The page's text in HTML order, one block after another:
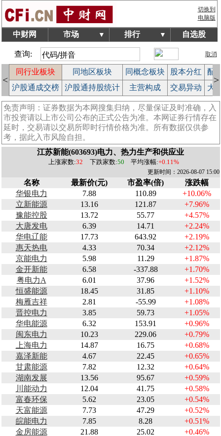
切换到
电脑版
中财网 市场 ▼ 排行 ▼ 自选股
查询: 取消
<
同行业板块 同地区板块 同概念板块 股本分红
配
沪股通成交榜 沪股通持股统计 主营构成 交易异动 大
>
免责声明：证券数据为本网搜集归纳，尽量保证及时准确，入
市投资请以上市公司公布的正式公告为准。本网证券行情存在
延时，交易请以交易所即时行情价格为准。所有数据仅供参
考，据此入市风险自担。
江苏新能(603693)电力、热力生产和供应业
上涨家数:32 下跌家数:50 平均涨幅:+0.11%
更新时间：2026-08-07 15:00
名称 最新价(元) 市盈率(倍)
涨跌幅
华银电力
7.88 110.89
+10.06%
立新能源
13.16 121.87
+7.96%
豫能控股
13.72 55.77
+4.57%
大唐发电
6.39 14.71
+2.24%
华电辽能
17.73 643.92
+2.19%
惠天热电
4.33 70.34
+2.12%
京能电力
5.98 11.29
+1.87%
金开新能
6.58 -337.88
+1.70%
粤电力A
6.01 37.96
+1.52%
恒盛能源
18.45 31.85
+1.10%
梅雁吉祥
2.81 -55.99
+1.08%
晋控电力
3.85 59.73
+1.05%
华电能源
6.32 153.91
+0.96%
闽东电力
10.23 229.06
+0.79%
上海电力
14.87 16.75
+0.68%
嘉泽新能
4.67 22.45
+0.65%
甘肃能源
7.82 12.32
+0.64%
湖南发展
13.56 95.67
+0.59%
川能动力
12.04 41.75
+0.58%
富春环保
5.62 23.05
+0.54%
天富能源
7.73 47.29
+0.52%
皖能电力
7.85 8.28
+0.51%
金房能源
21.88 25.02
+0.46%